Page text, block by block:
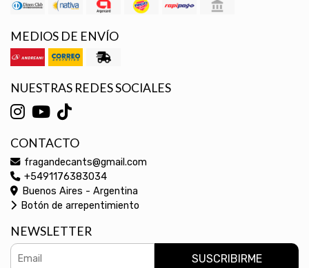
MEDIOS DE ENVÍO
NUESTRAS REDES SOCIALES
CONTACTO
fragandecants@gmail.com
+5491176383034
Buenos Aires - Argentina
Botón de arrepentimiento
NEWSLETTER
SUSCRIBIRME